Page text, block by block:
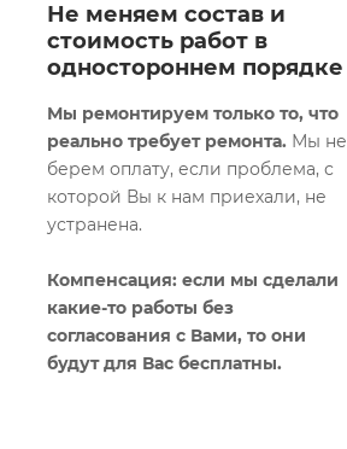
Не меняем состав и
стоимость работ в
одностороннем порядке
Мы ремонтируем только то, что
реально требует ремонта. Мы не
берем оплату, если проблема, с
которой Вы к нам приехали, не
устранена.
Компенсация: если мы сделали
какие-то работы без
согласования с Вами, то они
будут для Вас бесплатны​.